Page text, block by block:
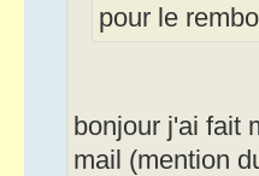
pour le
bonjour j'ai fait
mail (mention